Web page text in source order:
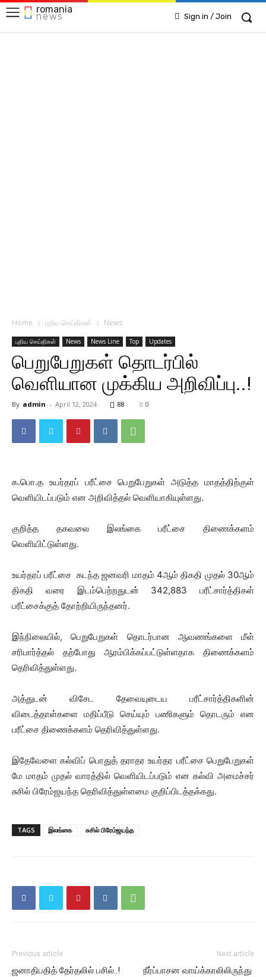
romania
news Sign in / Join
Home புதிய செய்திகள் News
புதிய செய்திகள் News News Line Top Updates
பெறுபேறுகள் தொடர்பில்
வெளியான முக்கிய அறிவிப்பு..!
By admin - April 12, 2024 88 0
க.பொ.த உயர்தரப் பரீட்சை பெறுபேறுகள் அடுத்த மாதத்திற்குள்
வெளியிடப்படும் என அறிவித்தல் வெளியாகியுள்ளது.
குறித்த தகவலை இலங்கை பரீட்சை திணைக்களம்
வெளியிட்டுள்ளது.
உயர்தரப் பரீட்சை கடந்த ஜனவரி மாதம் 4ஆம் திகதி முதல் 30ஆம்
திகதி வரை இடம்பெற்றதுடன் 342,883 பரீட்சார்த்திகள்
பரீட்சைக்குத் தோற்றியிருந்தனர்.
இந்நிலையில், பெறுபேறுகள் தொடர்பான ஆவணங்களை மீள்
சரிபார்த்தல் தற்போது ஆரம்பிக்கப்பட்டுள்ளதாக திணைக்களம்
தெரிவித்துள்ளது.
அத்துடன் விசேட தேவையுடைய பரீட்சார்த்திகளின்
விடைத்தாள்களை மதிப்பீடு செய்யும் பணிகளும் தொடரும் என
பரீட்சை திணைக்களம் தெரிவித்துள்ளது.
இதேவேளை கல்விப் பொதுத் தராதர உயர்தர பரீட்சை பெறுபேறுகள்
மே மாதம் முதல் வாரத்தில் வெளியிடப்படும் என கல்வி அமைச்சர்
சுசில் பிரேம்ஜயந்த தெரிவித்துள்ளமை குறிப்பிடத்தக்கது.
TAGS இலங்கை சுசில் பிரேம்ஜயந்த
Previous article
ஜனாதிபதித் தேர்தலில் பசில்..!
Next article
நீர்ப்பாசன வாய்க்காலிலிருந்து